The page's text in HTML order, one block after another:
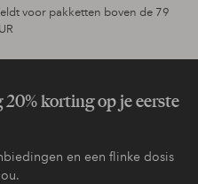
voor pakketten boven de 79
korting op je eerste
en een flinke dosis